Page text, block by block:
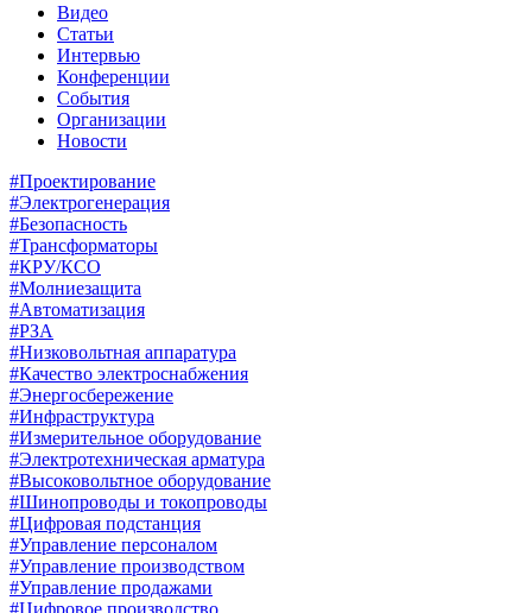
Видео
Статьи
Интервью
Конференции
События
Организации
Новости
#Проектирование
#Электрогенерация
#Безопасность
#Трансформаторы
#КРУ/КСО
#Молниезащита
#Автоматизация
#РЗА
#Низковольтная аппаратура
#Качество электроснабжения
#Энергосбережение
#Инфраструктура
#Измерительное оборудование
#Электротехническая арматура
#Высоковольтное оборудование
#Шинопроводы и токопроводы
#Цифровая подстанция
#Управление персоналом
#Управление производством
#Управление продажами
#Цифровое производство